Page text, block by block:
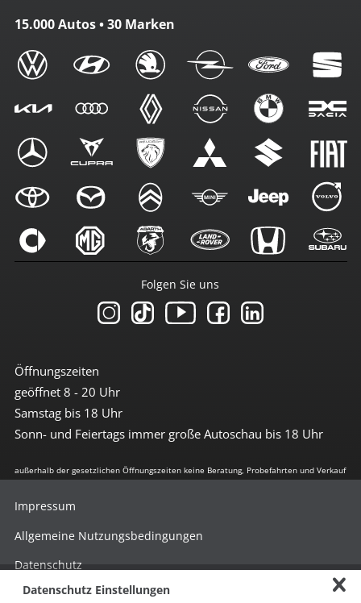
15.000 Autos • 30 Marken
Öffnungszeiten
geöffnet 8 - 20 Uhr
Samstag bis 18 Uhr
Sonn- und Feiertags immer große Autoschau bis 18 Uhr
Folgen Sie uns
außerhalb der gesetzlichen Öffnungszeiten keine Beratung, Probefahrten und Verkauf
Impressum
Allgemeine Nutzungsbedingungen
Datenschutz
Hinweisgebersystem nach HinSchG
Datenschutz Einstellungen